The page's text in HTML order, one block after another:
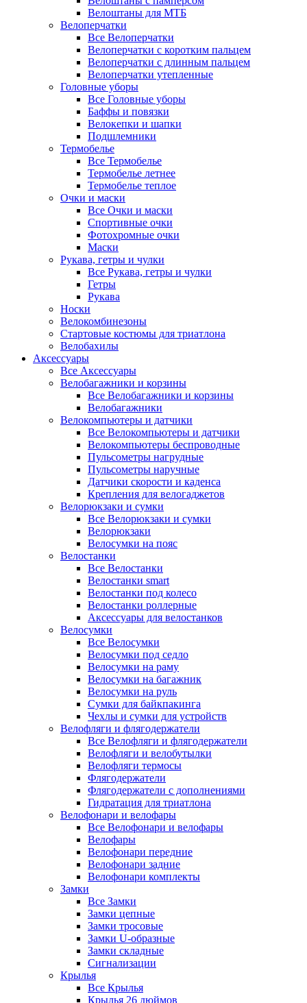
Велоштаны для МТБ
Велоперчатки
Все Велоперчатки
Велоперчатки с коротким пальцем
Велоперчатки с длинным пальцем
Велоперчатки утепленные
Головные уборы
Все Головные уборы
Баффы и повязки
Велокепки и шапки
Подшлемники
Термобелье
Все Термобелье
Термобелье летнее
Термобелье теплое
Очки и маски
Все Очки и маски
Спортивные очки
Фотохромные очки
Маски
Рукава, гетры и чулки
Все Рукава, гетры и чулки
Гетры
Рукава
Носки
Велокомбинезоны
Стартовые костюмы для триатлона
Велобахилы
Аксессуары
Все Аксессуары
Велобагажники и корзины
Все Велобагажники и корзины
Велобагажники
Велокомпьютеры и датчики
Все Велокомпьютеры и датчики
Велокомпьютеры беспроводные
Пульсометры нагрудные
Пульсометры наручные
Датчики скорости и каденса
Крепления для велогаджетов
Велорюкзаки и сумки
Все Велорюкзаки и сумки
Велорюкзаки
Велосумки на пояс
Велостанки
Все Велостанки
Велостанки smart
Велостанки под колесо
Велостанки роллерные
Аксессуары для велостанков
Велосумки
Все Велосумки
Велосумки под седло
Велосумки на раму
Велосумки на багажник
Велосумки на руль
Сумки для байкпакинга
Чехлы и сумки для устройств
Велофляги и флягодержатели
Все Велофляги и флягодержатели
Велофляги и велобутылки
Велофляги термосы
Флягодержатели
Флягодержатели с дополнениями
Гидратация для триатлона
Велофонари и велофары
Все Велофонари и велофары
Велофары
Велофонари передние
Велофонари задние
Велофонари комплекты
Замки
Все Замки
Замки цепные
Замки тросовые
Замки U-образные
Замки складные
Сигнализации
Крылья
Все Крылья
Крылья 26 дюймов